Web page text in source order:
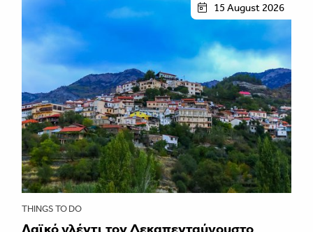
15 August 2026
THINGS TO DO
Λαϊκό γλέντι τον Δεκαπενταύγουστο